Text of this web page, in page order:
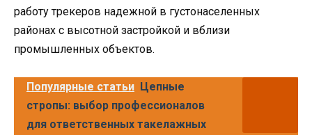
работу трекеров надежной в густонаселенных
районах с высотной застройкой и вблизи
промышленных объектов.
Популярные статьи Цепные
стропы: выбор профессионалов
для ответственных такелажных